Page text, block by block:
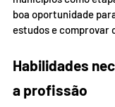
boa oportunidade
estudos e comprovar
Habilidades
a profissão